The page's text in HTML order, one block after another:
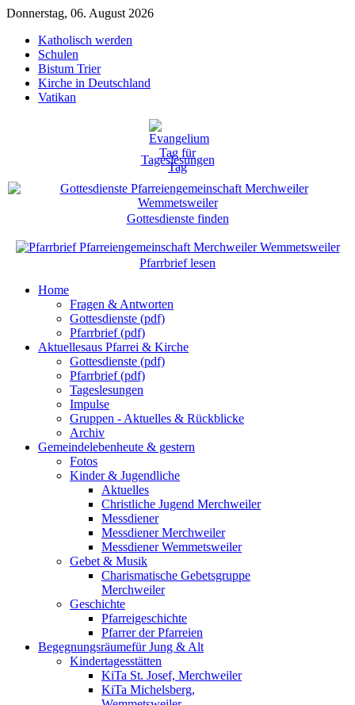
Donnerstag, 06. August 2026
Katholisch werden
Schulen
Bistum Trier
Kirche in Deutschland
Vatikan
Tageslesungen
Gottesdienste finden
Pfarrbrief lesen
Home
Fragen & Antworten
Gottesdienste (pdf)
Pfarrbrief (pdf)
Aktuellesaus Pfarrei & Kirche
Gottesdienste (pdf)
Pfarrbrief (pdf)
Tageslesungen
Impulse
Gruppen - Aktuelles & Rückblicke
Archiv
Gemeindelebenheute & gestern
Fotos
Kinder & Jugendliche
Aktuelles
Christliche Jugend Merchweiler
Messdiener
Messdiener Merchweiler
Messdiener Wemmetsweiler
Gebet & Musik
Charismatische Gebetsgruppe
Merchweiler
Geschichte
Pfarreigeschichte
Pfarrer der Pfarreien
Begegnungsräumefür Jung & Alt
Kindertagesstätten
KiTa St. Josef, Merchweiler
KiTa Michelsberg,